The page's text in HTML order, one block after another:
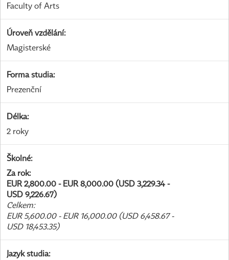
Faculty of Arts
Úroveň vzdělání:
Magisterské
Forma studia:
Prezenční
Délka:
2 roky
Školné:
Za rok:
EUR 2,800.00 - EUR 8,000.00 (USD 3,229.34 -
USD 9,226.67)
Celkem:
EUR 5,600.00 - EUR 16,000.00 (USD 6,458.67 -
USD 18,453.35)
Jazyk studia: